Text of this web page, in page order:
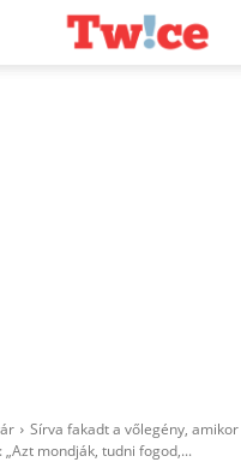
Sírva fakadt a vőlegény,
„Azt mondják, tudni fogod,...